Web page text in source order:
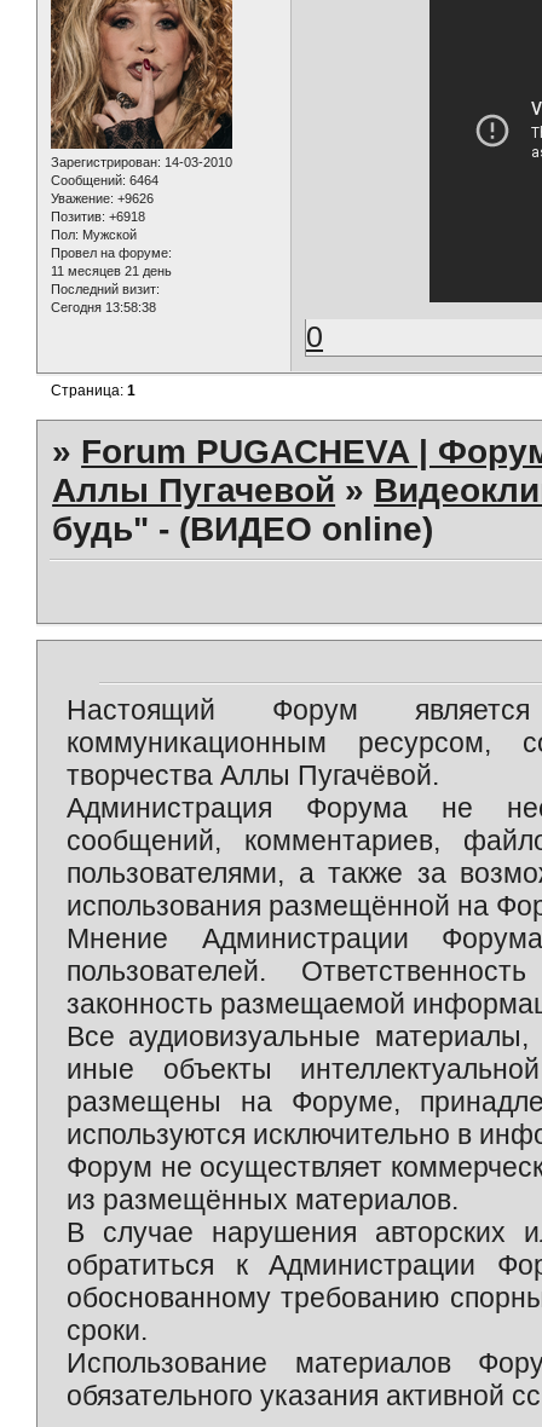
Зарегистрирован: 14-03-2010
Сообщений: 6464
Уважение: +9626
Позитив: +6918
Пол: Мужской
Провел на форуме:
11 месяцев 21 день
Последний визит:
Сегодня 13:58:38
0
Страница:1
» Forum PUGACHEVA |
Аллы Пугачевой »
будь" - (ВИДЕО online)
Настоящий Форум является
коммуникационным ресурсом,
творчества Аллы Пугачёвой.
Администрация Форума не
сообщений, комментариев,
пользователями, а также за
использования размещённой на
Мнение Администрации
пользователей.
законность размещаемой
Все аудиовизуальные
иные объекты
размещены на Форуме,
используются исключительно в
Форум не осуществляет
из размещённых материалов.
В случае нарушения авторских
обратиться к Администрации
обоснованному требованию
сроки.
Использование материалов
обязательного указания активной